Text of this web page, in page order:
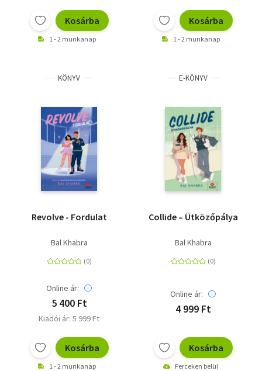
Kosárba
1 - 2 munkanap
Kosárba
1 - 2 munkanap
KÖNYV
Revolve - Fordulat
Bal Khabra
Online ár:
5 400 Ft
Kiadói ár: 5 999 Ft
Kosárba
1 - 2 munkanap
E-KÖNYV
Collide – Ütközőpálya
Bal Khabra
Online ár:
4 999 Ft
Kosárba
Perceken belül